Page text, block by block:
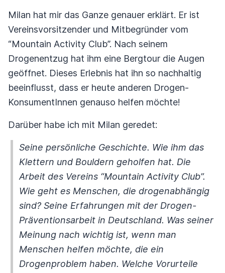
Milan hat mir das Ganze genauer erklärt. Er ist
Vereinsvorsitzender und Mitbegründer vom
“Mountain Activity Club”. Nach seinem
Drogenentzug hat ihm eine Bergtour die Augen
geöffnet. Dieses Erlebnis hat ihn so nachhaltig
beeinflusst, dass er heute anderen Drogen-
KonsumentInnen genauso helfen möchte!
Darüber habe ich mit Milan geredet:
Seine persönliche Geschichte. Wie ihm das
Klettern und Bouldern geholfen hat. Die
Arbeit des Vereins “Mountain Activity Club”.
Wie geht es Menschen, die drogenabhängig
sind? Seine Erfahrungen mit der Drogen-
Präventionsarbeit in Deutschland. Was seiner
Meinung nach wichtig ist, wenn man
Menschen helfen möchte, die ein
Drogenproblem haben. Welche Vorurteile